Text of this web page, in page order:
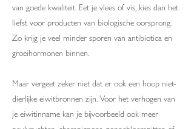
van goede kwaliteit. Eet je vlees of vis, kies dan het
liefst voor producten van biologische oorsprong.
Zo krijg je veel minder sporen van antibiotica en
groeihormonen binnen.
Maar vergeet zeker niet dat er ook een hoop niet-
dierlijke eiwitbronnen zijn. Voor het verhogen van
je eiwitinname kan je bijvoorbeeld ook meer